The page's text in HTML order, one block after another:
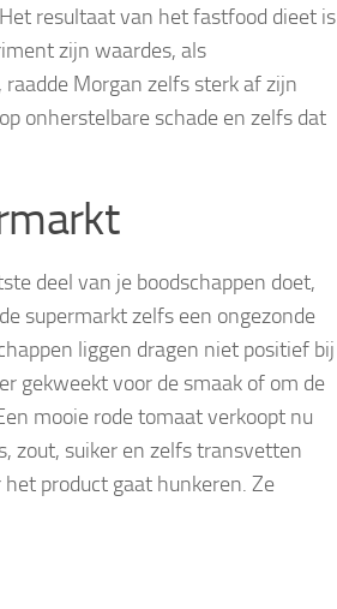
resultaat van het fastfood dieet is
zijn waardes, als
Morgan zelfs sterk af zijn
onherstelbare schade en zelfs dat
deel van je boodschappen doet,
supermarkt zelfs een ongezonde
liggen dragen niet positief bij
gekweekt voor de smaak of om de
mooie rode tomaat verkoopt nu
zout, suiker en zelfs transvetten
product gaat hunkeren. Ze